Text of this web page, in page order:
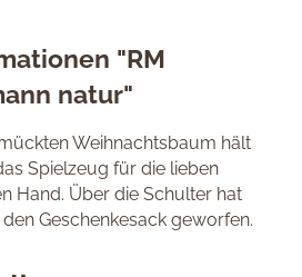
"RM
natur"
Weihnachtsbaum hält
Spielzeug für die lieben
Hand. Über die Schulter hat
Geschenkesack geworfen.